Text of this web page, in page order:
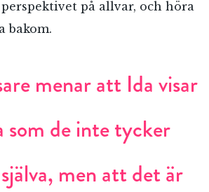
på allvar, och höra
bakom.
menar att Ida visar
som de inte tycker
men att det är